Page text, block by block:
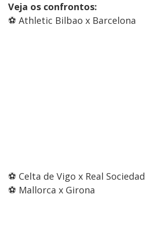
Veja os confrontos:
⚽ Athletic Bilbao x Barcelona
⚽ Celta de Vigo x Real Sociedad
⚽ Mallorca x Girona